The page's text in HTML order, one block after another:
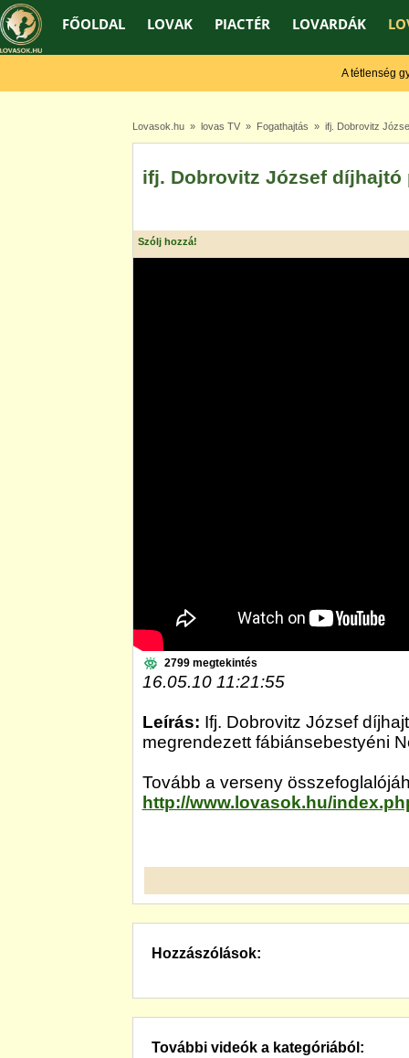
FŐOLDAL LOVAK PIACTÉR LOVARDÁK
A tétlenség
Lovasok.hu» lovas TV» Fogathajtás » ifj. Dobrovitz
ifj. Dobrovitz József díjhajtó
Szólj hozzá!
2799 megtekintés
16.05.10 11:21:55
Leírás: Ifj. Dobrovitz József
megrendezett fábiánsebestyéni
Tovább a verseny
http://www.lovasok.hu/
Hozzászólások:
További videók a kategóriából: